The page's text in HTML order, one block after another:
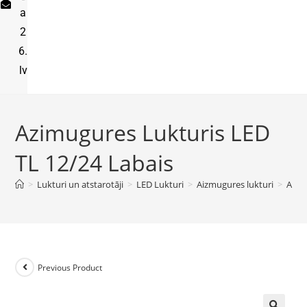
a
2
6.
lv
Azimugures Lukturis LED
TL 12/24 Labais
> Lukturi un atstarotāji > LED Lukturi > Aizmugures lukturi >
Previous Product